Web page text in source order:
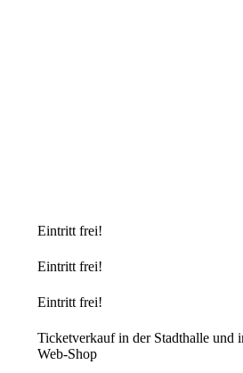
Eintritt frei!
Eintritt frei!
Eintritt frei!
Ticketverkauf in der Stadthalle und
Web-Shop